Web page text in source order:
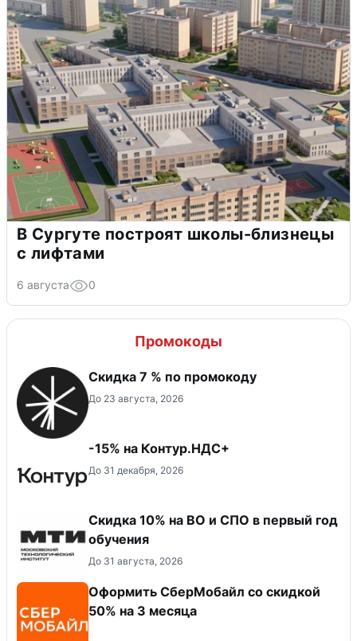
В Сургуте построят школы-близнецы
с лифтами
6 августа 0
Промокоды
Скидка 7 % по промокоду
До 23 августа, 2026
-15% на Контур.НДС+
До 31 декабря, 2026
Скидка 10% на ВО и СПО в первый год
обучения
До 31 августа, 2026
Оформить СберМобайл со скидкой
50% на 3 месяца